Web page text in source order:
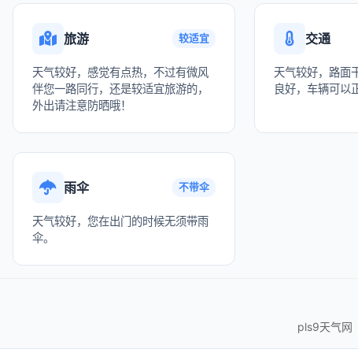
旅游 较适宜
天气较好，感觉有点热，不过有微风
伴您一路同行，还是较适宜旅游的，
外出请注意防晒哦！
交通
天气较好，路面
良好，车辆可以
雨伞 不带伞
天气较好，您在出门的时候无须带雨
伞。
pls9天气网